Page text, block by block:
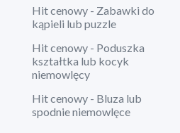
Hit cenowy - Zabawki do
kąpieli lub puzzle
Hit cenowy - Poduszka
kształtka lub kocyk
niemowlęcy
Hit cenowy - Bluza lub
spodnie niemowlęce